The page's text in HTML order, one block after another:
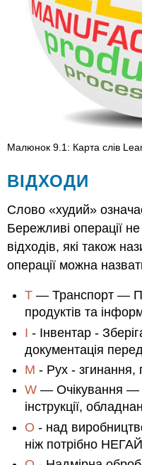
Малюнок 9.1: Карта слів
ВІДХОДИ
Слово «худий»
Бережливі операції
відходів, які також
операції можна
T — Транспорт —
продуктів та
I - Інвентар -
документація
M - Рух - згинання,
W — Очікування —
інструкції,
O - над
ніж потрібно